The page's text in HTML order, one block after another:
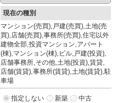
現在の種別
マンション(売買),戸建(売買),土地(売
買),店舗(売買),事務所(売買),住宅以外
建物全部,投資マンション,アパート
(棟),マンション(棟),ビル,戸建(投資),
店舗事務所,その他,土地(投資),賃貸,
店舗(賃貸),事務所(賃貸),土地(賃貸),駐
車場
指定しない 新築
中古